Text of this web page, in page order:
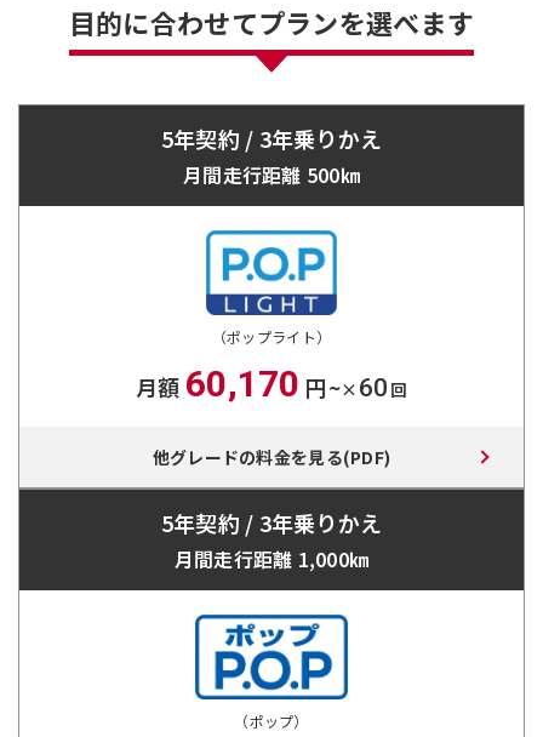
目的に合わせてプランを選べます
5年契約 / 3年乗りかえ
月間走行距離 500㎞
（ポップライト）
月額 60,170 円~× 60 回
他グレードの料金を見る(PDF)
5年契約 / 3年乗りかえ
月間走行距離 1,000㎞
（ポップ）